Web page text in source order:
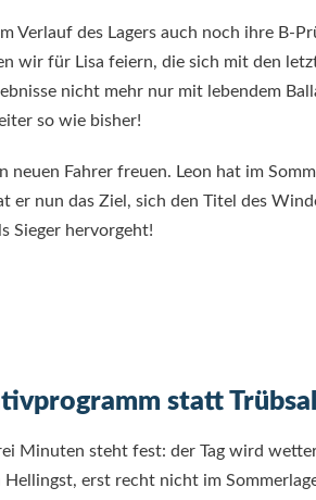
Verlauf des Lagers auch noch ihre B-
wir für Lisa feiern, die sich mit den
nicht mehr nur mit lebendem
so wie bisher!
neuen Fahrer freuen. Leon hat im
er nun das Ziel, sich den Titel des
Sieger hervorgeht!
statt
Minuten steht fest: der Tag wird
erst recht nicht im